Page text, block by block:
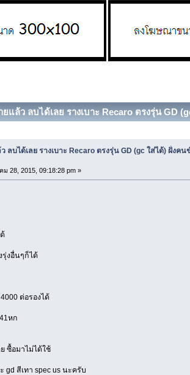
แล้ว ลบได้เลย รางเบาะ Recaro ตรงรุ่น GD
ลบได้เลย รางเบาะ Recaro ตรงรุ่น GD (gc ใส่ได้) ฝั่งค
ม 28, 2015, 09:18:28 pm »
รุ่งอื่นๆก็ได้
ต่อรองได้
หก
ซื้อมาไม่ได้ใช้
gd สีเทา spec us นะครับ